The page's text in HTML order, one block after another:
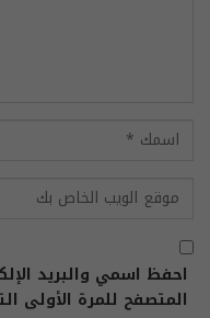
احفظ اسمي والبريد
المتصفح للمرة الأولى